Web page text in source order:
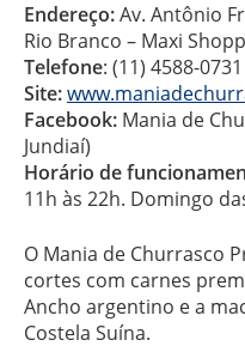
Endereço:Av. Antônio
Rio Branco – Maxi
Telefone: (11) 4588-0731
Site:
Facebook: Mania de
Jundiaí)
Horário de
11h às 22h. Domingo
O Mania de Churrasco
cortes com carnes
Ancho argentino e a
Costela Suína.